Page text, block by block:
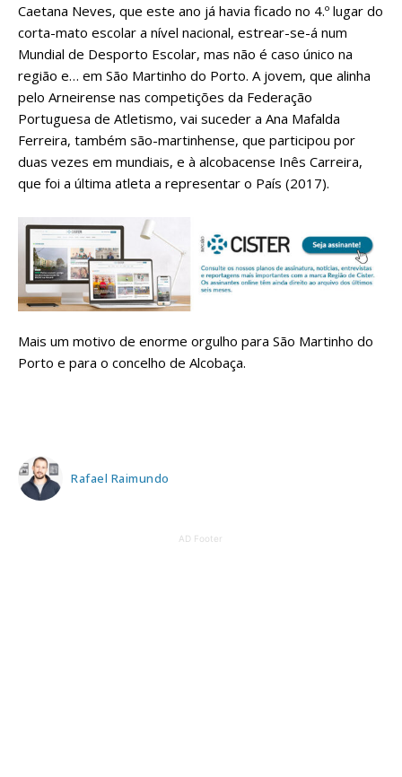
Caetana Neves, que este ano já havia ficado no 4.º lugar do
corta-mato escolar a nível nacional, estrear-se-á num
Mundial de Desporto Escolar, mas não é caso único na
região e… em São Martinho do Porto. A jovem, que alinha
pelo Arneirense nas competições da Federação
Portuguesa de Atletismo, vai suceder a Ana Mafalda
Ferreira, também são-martinhense, que participou por
duas vezes em mundiais, e à alcobacense Inês Carreira,
que foi a última atleta a representar o País (2017).
Mais um motivo de enorme orgulho para São Martinho do
Porto e para o concelho de Alcobaça.
Rafael Raimundo
AD Footer